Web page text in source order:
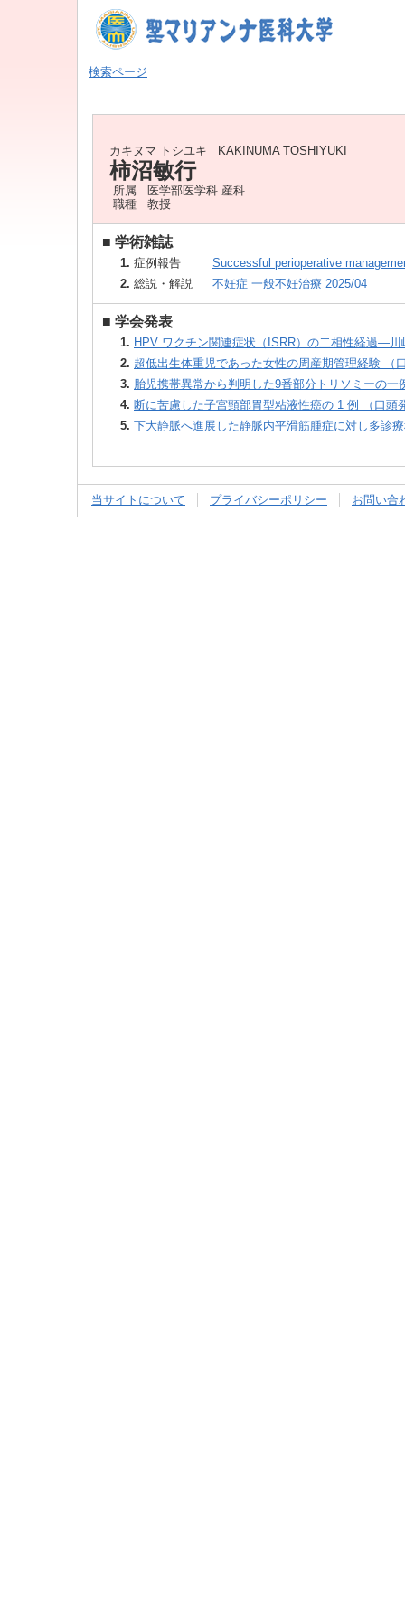
検索ページ
カキヌマ トシユキ KAKINUMA TOSHIYUKI
柿沼敏行
所属
医学部医学科 産科
職種
教授
■ 学術雑誌
1. 症例報告
Successful perioperative
2. 総説・解説 不妊症 一般不妊治療 2025/04
■ 学会発表
1. HPV ワクチン関連症状（ISRR）の二相性経過―
2. 超低出生体重児であった女性の周産期管理経験 （
3. 胎児携帯異常から判明した9番部分トリソミーの
4. 断に苦慮した子宮頸部胃型粘液性癌の 1 例 （口頭
5. 下大静脈へ進展した静脈内平滑筋腫症に対し多診
当サイトについて プライバシーポリシー お問い合